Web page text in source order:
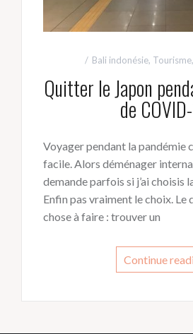
Bali indonésie, Tourisme
Quitter le Japon
de
Voyager pendant la pandémie
facile. Alors déménager
demande parfois si j’ai choisis
Enfin pas vraiment le choix. Le
chose à faire : trouver un
Continue